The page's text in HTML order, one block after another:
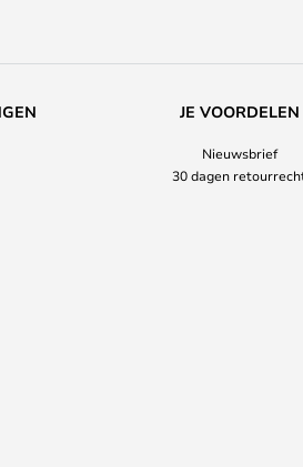
JE VOORDELEN
Nieuwsbrief
30 dagen